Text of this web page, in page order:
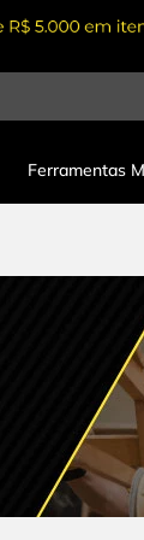
Ferramentas